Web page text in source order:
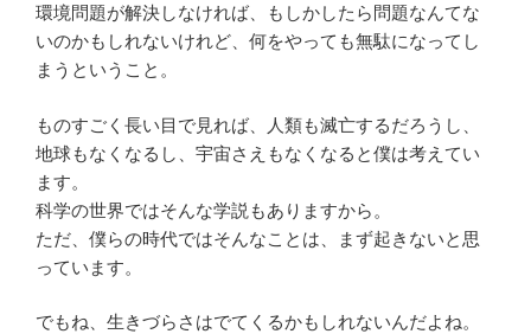
環境問題が解決しなければ、もしかしたら問題なんてな
いのかもしれないけれど、何をやっても無駄になってし
まうということ。
ものすごく長い目で見れば、人類も滅亡するだろうし、
地球もなくなるし、宇宙さえもなくなると僕は考えてい
ます。
科学の世界ではそんな学説もありますから。
ただ、僕らの時代ではそんなことは、まず起きないと思
っています。
でもね、生きづらさはでてくるかもしれないんだよね。